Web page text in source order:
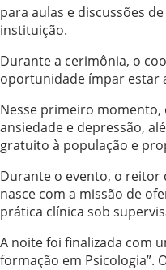
para aulas e discussões
instituição.
Durante a cerimônia, o
oportunidade ímpar estar
Nesse primeiro momento,
ansiedade e depressão,
gratuito à população e
Durante o evento, o reitor
nasce com a missão de
prática clínica sob
A noite foi finalizada com
formação em Psicologia”.